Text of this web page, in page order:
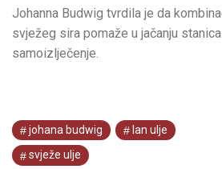
Johanna Budwig tvrdila je da
svježeg sira pomaže u jačanju
samoizlječenje.
johana budwig
lan ulje
svježe ulje